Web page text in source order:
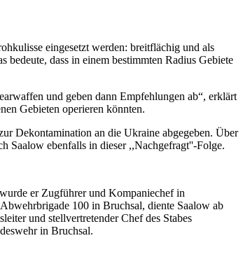
eingesetzt werden: breitflächig und als
dass in einem bestimmten Radius Gebiete
und geben dann Empfehlungen ab“, erklärt
Gebieten operieren könnten.
Dekontamination an die Ukraine abgegeben. Über
Saalow ebenfalls in dieser ,,Nachgefragt''-Folge.
er Zugführer und Kompaniechef in
100 in Bruchsal, diente Saalow ab
und stellvertretender Chef des Stabes
in Bruchsal.